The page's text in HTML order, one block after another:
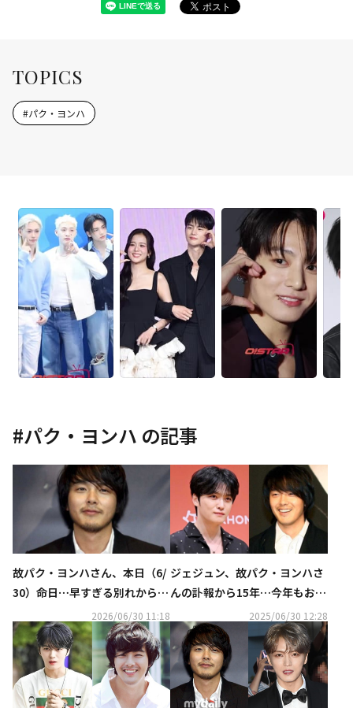
TOPICS
#パク・ヨンハ
#パク・ヨンハ の記事
故パク・ヨンハさん、本日（6/
30）命日⋯早すぎる別れから16
2026/06/30 11:18
ジェジュン、故パク・ヨンハさ
んの訃報から15年…今年もお墓
2025/06/30 12:28